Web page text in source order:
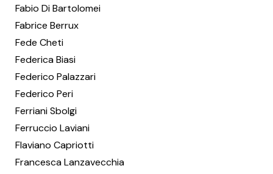
Fabio Di Bartolomei
Fabrice Berrux
Fede Cheti
Federica Biasi
Federico Palazzari
Federico Peri
Ferriani Sbolgi
Ferruccio Laviani
Flaviano Capriotti
Francesca Lanzavecchia